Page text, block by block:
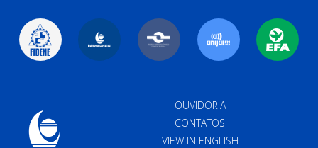
OUVIDORIA
CONTATOS
VIEW IN ENGLISH